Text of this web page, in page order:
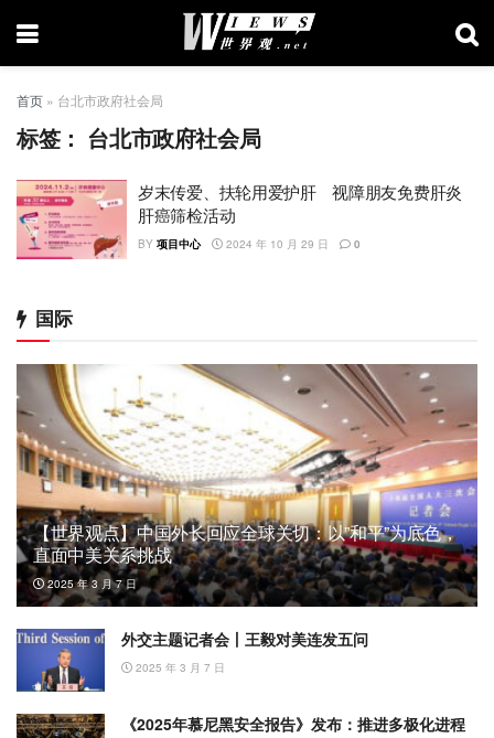
首页 » 台北市政府社会局
标签： 台北市政府社会局
岁末传爱、扶轮用爱护肝 视障朋友免费肝炎
肝癌筛检活动
BY 项目中心 2024 年 10 月 29 日 0
国际
【世界观点】中国外长回应全球关切：以”和平”为底色，
直面中美关系挑战
2025 年 3 月 7 日
外交主题记者会丨王毅对美连发五问
2025 年 3 月 7 日
《2025年慕尼黑安全报告》发布：推进多极化进程